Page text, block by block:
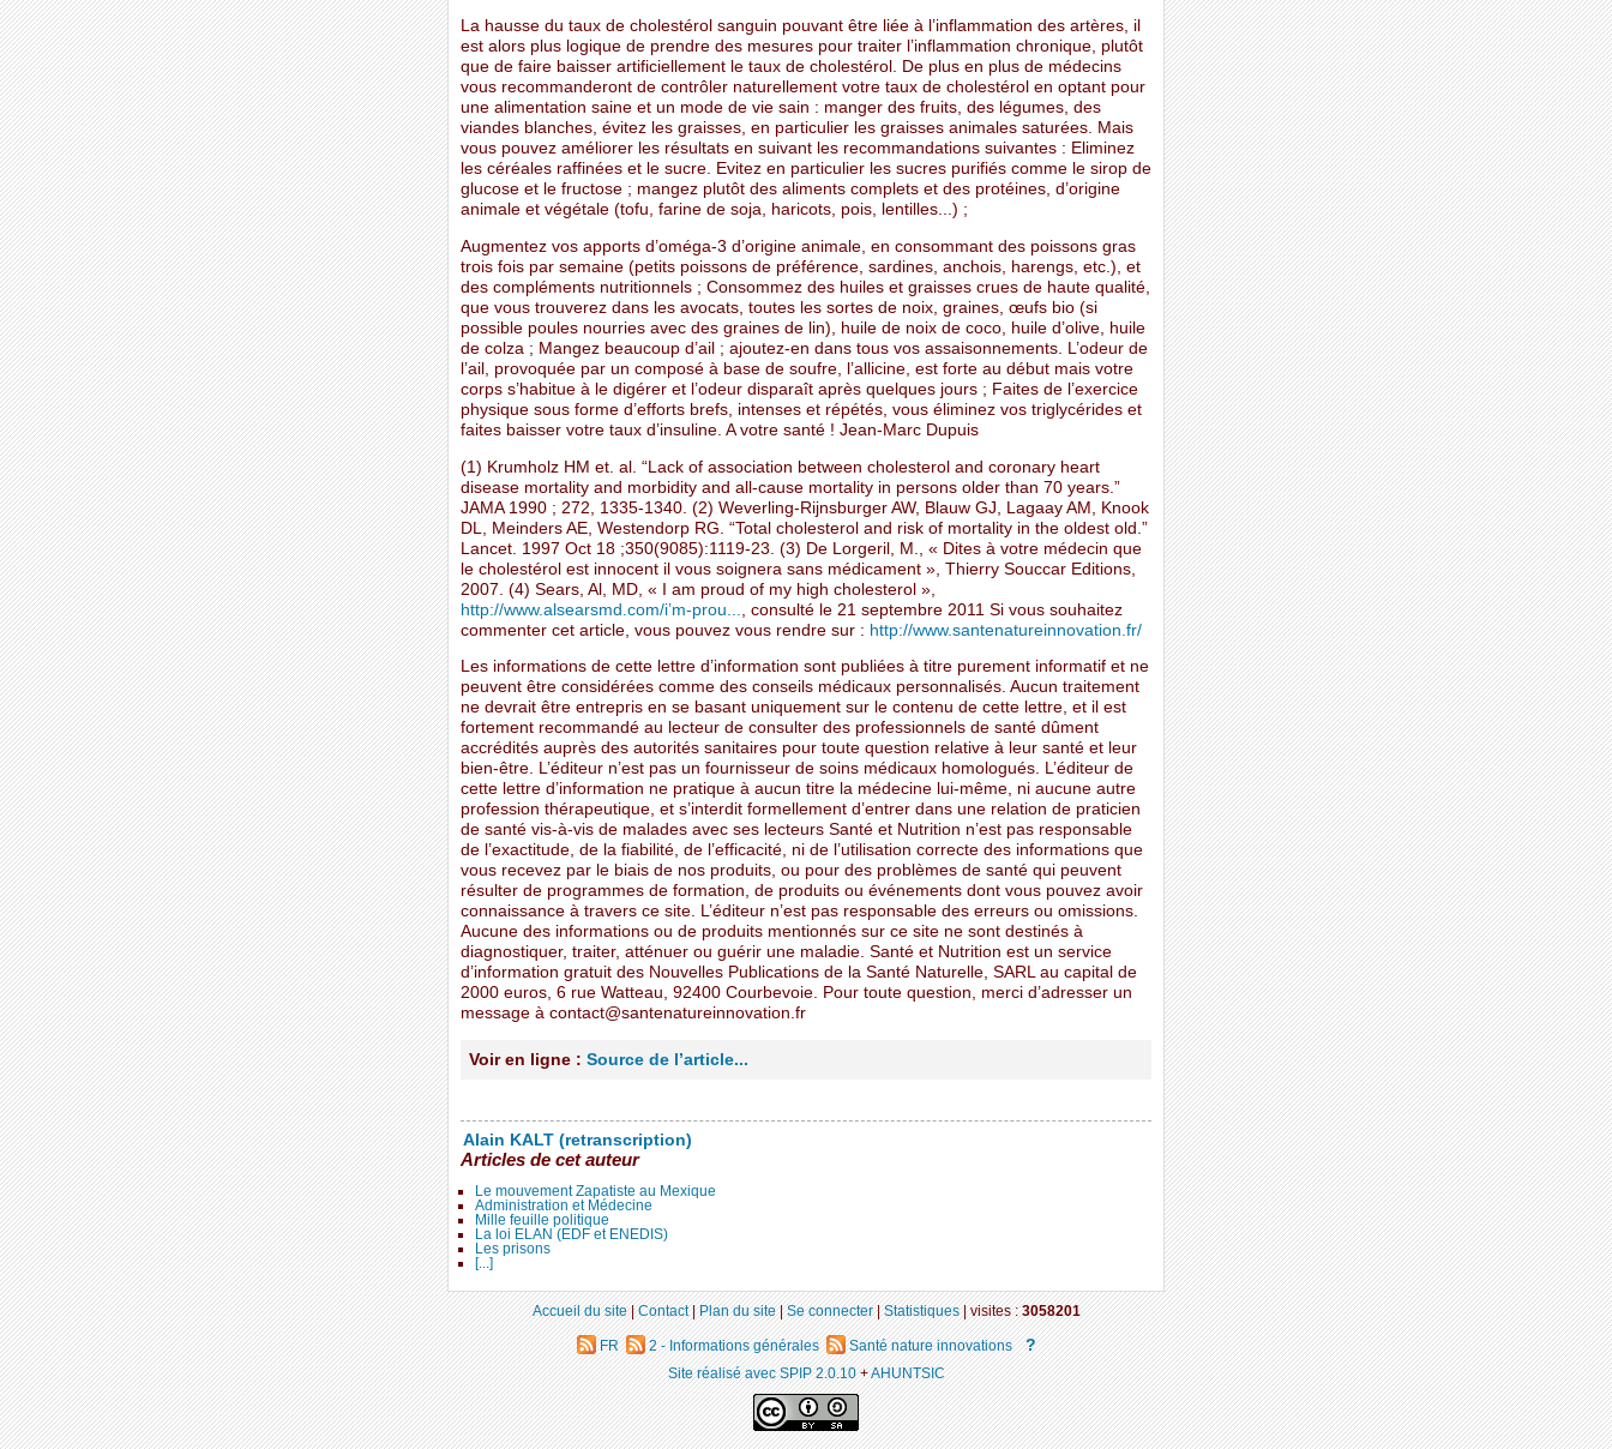
La hausse du taux de cholestérol sanguin pouvant être liée à l’inflammation des artères, il
est alors plus logique de prendre des mesures pour traiter l’inflammation chronique, plutôt
que de faire baisser artificiellement le taux de cholestérol. De plus en plus de médecins
vous recommanderont de contrôler naturellement votre taux de cholestérol en optant pour
une alimentation saine et un mode de vie sain : manger des fruits, des légumes, des
viandes blanches, évitez les graisses, en particulier les graisses animales saturées. Mais
vous pouvez améliorer les résultats en suivant les recommandations suivantes : Eliminez
les céréales raffinées et le sucre. Evitez en particulier les sucres purifiés comme le sirop de
glucose et le fructose ; mangez plutôt des aliments complets et des protéines, d’origine
animale et végétale (tofu, farine de soja, haricots, pois, lentilles...) ;
Augmentez vos apports d’oméga-3 d’origine animale, en consommant des poissons gras
trois fois par semaine (petits poissons de préférence, sardines, anchois, harengs, etc.), et
des compléments nutritionnels ; Consommez des huiles et graisses crues de haute qualité,
que vous trouverez dans les avocats, toutes les sortes de noix, graines, œufs bio (si
possible poules nourries avec des graines de lin), huile de noix de coco, huile d’olive, huile
de colza ; Mangez beaucoup d’ail ; ajoutez-en dans tous vos assaisonnements. L’odeur de
l’ail, provoquée par un composé à base de soufre, l’allicine, est forte au début mais votre
corps s’habitue à le digérer et l’odeur disparaît après quelques jours ; Faites de l’exercice
physique sous forme d’efforts brefs, intenses et répétés, vous éliminez vos triglycérides et
faites baisser votre taux d’insuline. A votre santé ! Jean-Marc Dupuis
(1) Krumholz HM et. al. “Lack of association between cholesterol and coronary heart
disease mortality and morbidity and all-cause mortality in persons older than 70 years.”
JAMA 1990 ; 272, 1335-1340. (2) Weverling-Rijnsburger AW, Blauw GJ, Lagaay AM, Knook
DL, Meinders AE, Westendorp RG. “Total cholesterol and risk of mortality in the oldest old.”
Lancet. 1997 Oct 18 ;350(9085):1119-23. (3) De Lorgeril, M., « Dites à votre médecin que
le cholestérol est innocent il vous soignera sans médicament », Thierry Souccar Editions,
2007. (4) Sears, Al, MD, « I am proud of my high cholesterol »,
http://www.alsearsmd.com/i’m-prou...
, consulté le 21 septembre 2011 Si vous souhaitez
commenter cet article, vous pouvez vous rendre sur : http://www.santenatureinnovation.fr/
Les informations de cette lettre d’information sont publiées à titre purement informatif et ne
peuvent être considérées comme des conseils médicaux personnalisés. Aucun traitement
ne devrait être entrepris en se basant uniquement sur le contenu de cette lettre, et il est
fortement recommandé au lecteur de consulter des professionnels de santé dûment
accrédités auprès des autorités sanitaires pour toute question relative à leur santé et leur
bien-être. L’éditeur n’est pas un fournisseur de soins médicaux homologués. L’éditeur de
cette lettre d’information ne pratique à aucun titre la médecine lui-même, ni aucune autre
profession thérapeutique, et s’interdit formellement d’entrer dans une relation de praticien
de santé vis-à-vis de malades avec ses lecteurs Santé et Nutrition n’est pas responsable
de l’exactitude, de la fiabilité, de l’efficacité, ni de l’utilisation correcte des informations que
vous recevez par le biais de nos produits, ou pour des problèmes de santé qui peuvent
résulter de programmes de formation, de produits ou événements dont vous pouvez avoir
connaissance à travers ce site. L’éditeur n’est pas responsable des erreurs ou omissions.
Aucune des informations ou de produits mentionnés sur ce site ne sont destinés à
diagnostiquer, traiter, atténuer ou guérir une maladie. Santé et Nutrition est un service
d’information gratuit des Nouvelles Publications de la Santé Naturelle, SARL au capital de
2000 euros, 6 rue Watteau, 92400 Courbevoie. Pour toute question, merci d’adresser un
message à contact@santenatureinnovation.fr
Voir en ligne : Source de l’article...
Alain KALT (retranscription)
Articles de cet auteur
Le mouvement Zapatiste au Mexique
Administration et Médecine
Mille feuille politique
La loi ELAN (EDF et ENEDIS)
Les prisons
[...]
Accueil du site|Contact|Plan du site|Se connecter|Statistiques|visites :3058201
FR 2 - Informations générales Santé nature innovations ?
Site réalisé avec SPIP 2.0.10+AHUNTSIC